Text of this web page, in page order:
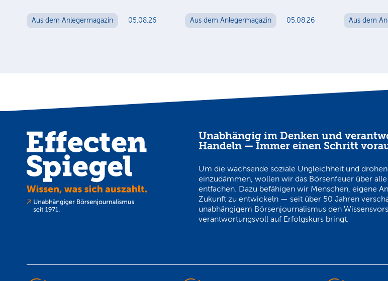
Aus dem Anlegermagazin 05.08.26 Aus dem Anlegermagazin 05.08.26 Aus dem
Unabhängig im Denken und
Handeln — Immer einen Schritt
Um die wachsende soziale Ungleichheit und
einzudämmen, wollen wir das Börsenfeuer über
entfachen. Dazu befähigen wir Menschen, eigene
Zukunft zu entwickeln — seit über 50 Jahren
unabhängigem Börsenjournalismus den
verantwortungsvoll auf Erfolgskurs bringt.